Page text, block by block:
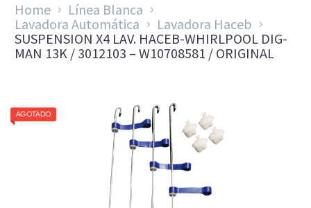
Home
Línea Blanca
Lavadora Automática
Lavadora Haceb
SUSPENSION X4 LAV. HACEB-WHIRLPOOL DIG-
MAN 13K / 3012103 – W10708581 / ORIGINAL
AGOTADO